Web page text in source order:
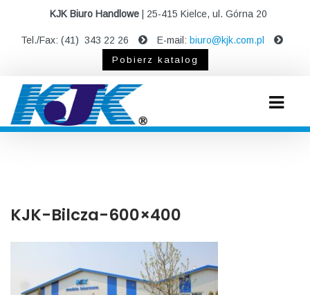
KJK Biuro Handlowe| 25-415 Kielce, ul. Górna 20
Tel./Fax: (41) 343 22 26 E-mail: biuro@kjk.com.pl
Pobierz katalog
KJK-Bilcza-600×400